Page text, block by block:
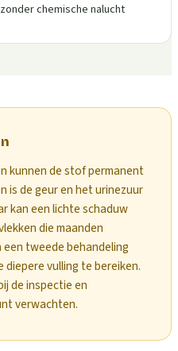
chemische nalucht
kunnen de stof permanent
is de geur en het urinezuur
kan een lichte schaduw
die maanden
tweede behandeling
diepere vulling te bereiken.
de inspectie en
verwachten.